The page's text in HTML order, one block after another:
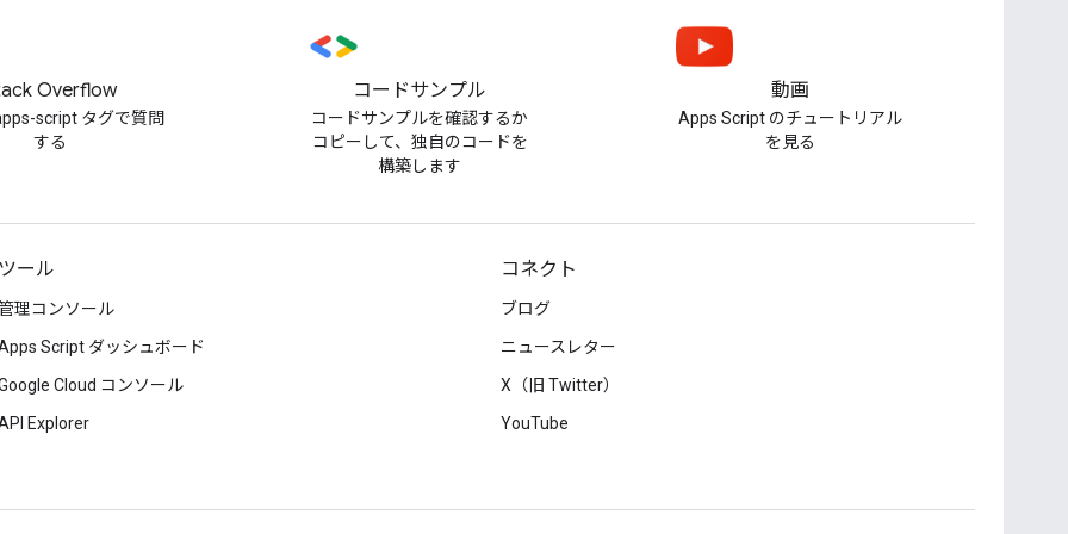
Overflow
script タグで質問
する
コードサンプル
コードサンプルを確認するか
コピーして、独自のコードを
構築します
動画
Apps Script のチュートリアル
を見る
ツール
理コンソール
Script ダッシュボード
Cloud コンソール
Explorer
コネクト
ブログ
ニュースレター
X（旧 Twitter）
YouTube